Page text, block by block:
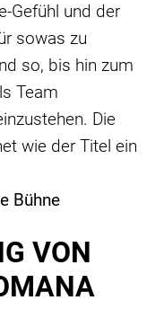
Gefühl und der
sowas zu
so, bis hin zum
Team
Die
wie der Titel ein
Bühne
VON